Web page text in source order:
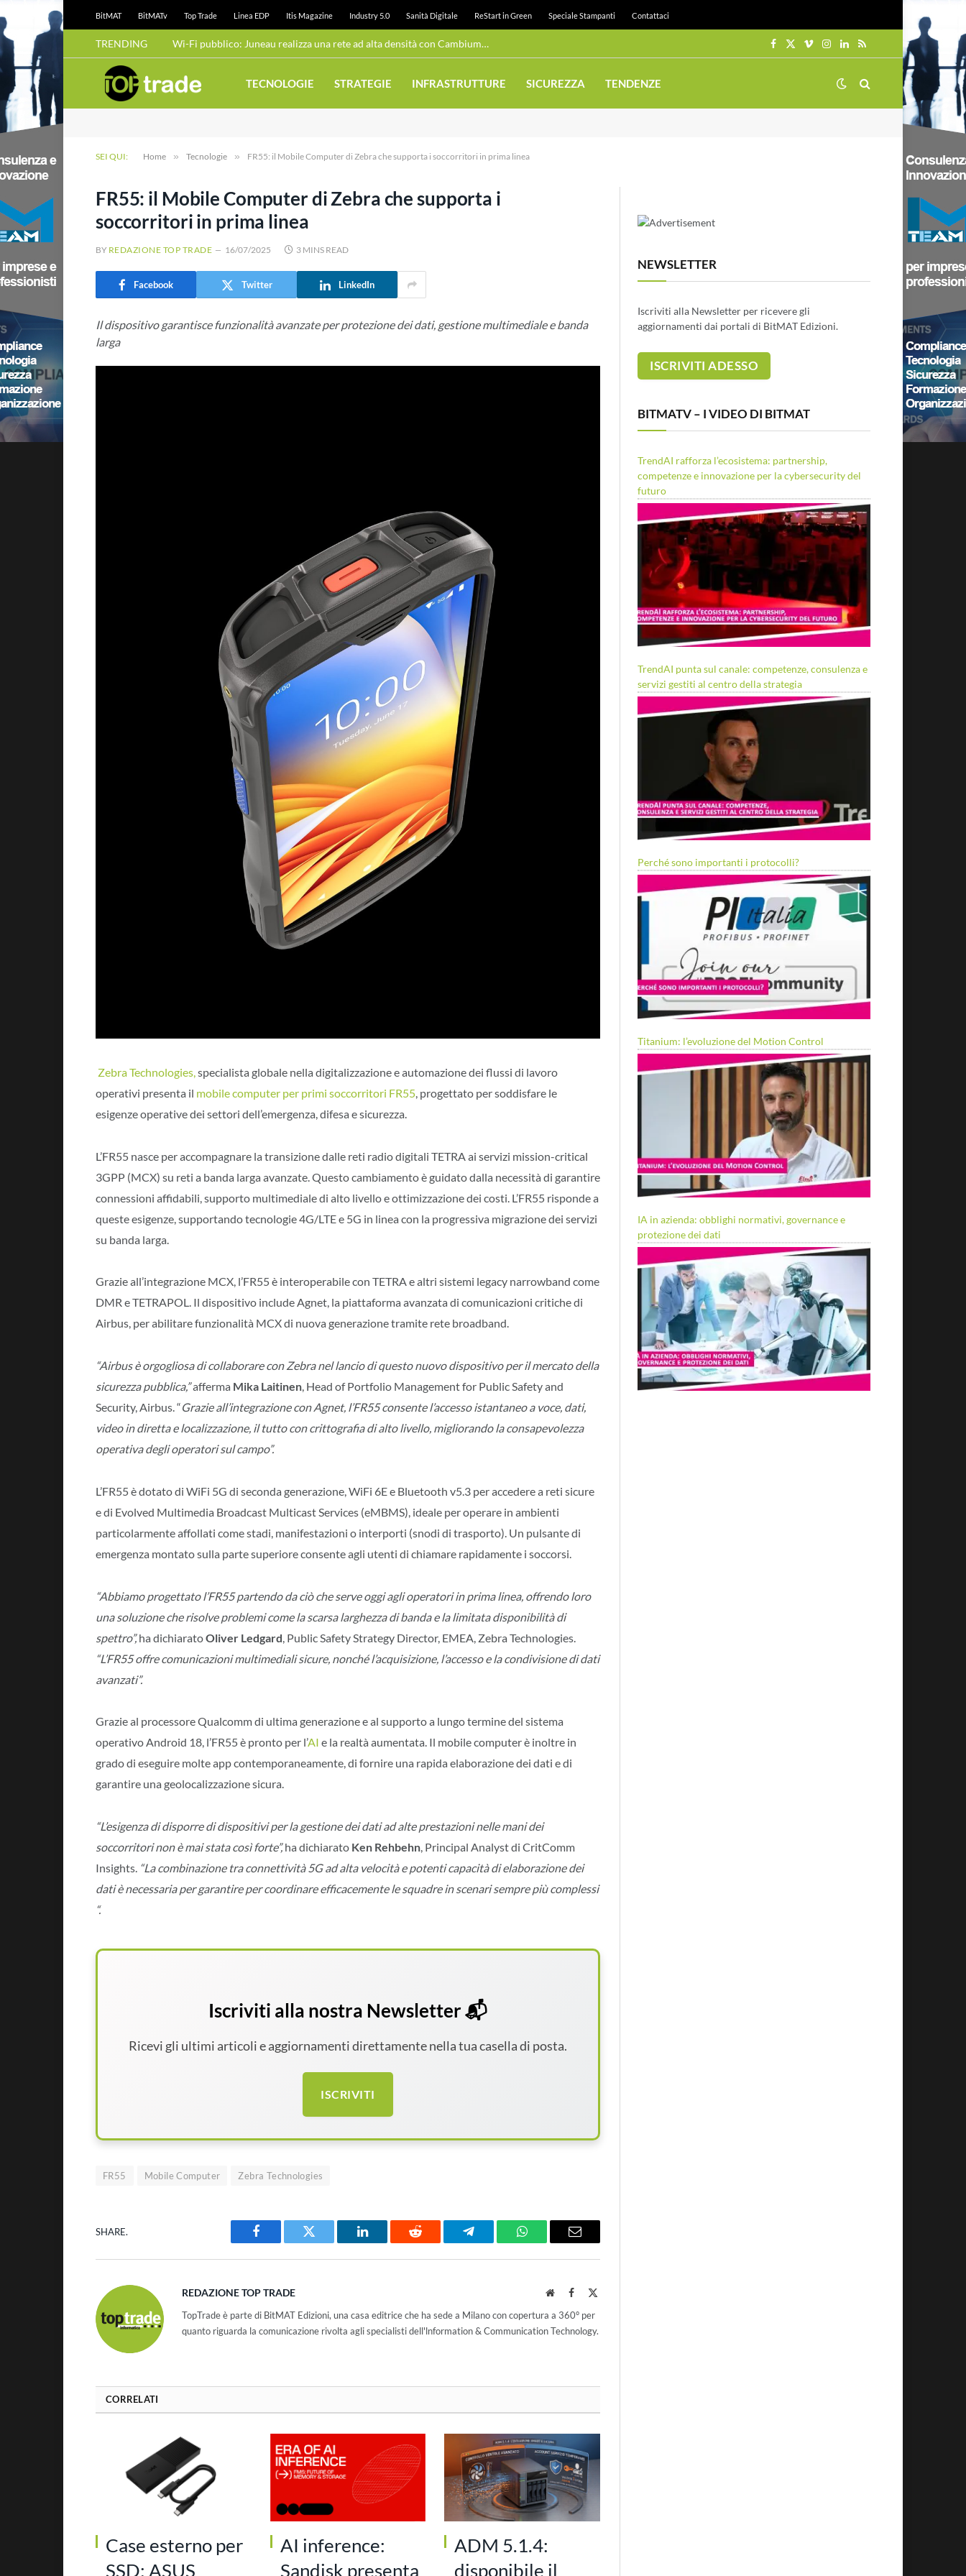
BitMAT BitMATv Top Trade Linea EDP Itis Magazine Industry 5.0 Sanità Digitale ReStart in Green Speciale Stampanti Contattaci
TRENDING Wi-Fi pubblico: Juneau realizza una rete ad alta densità con Cambium Networks
Facebook
X
VimeoInstagram
LinkedIn
RSS
TECNOLOGIE STRATEGIE INFRASTRUTTURE SICUREZZA TENDENZE
SEI QUI: Home » Tecnologie » FR55: il Mobile Computer di Zebra che supporta i soccorritori in prima linea
FR55: il Mobile Computer di Zebra che supporta i
soccorritori in prima linea
BY REDAZIONE TOP TRADE 16/07/2025 3 MINS READ
Facebook Twitter LinkedIn
Il dispositivo garantisce funzionalità avanzate per protezione dei dati, gestione multimediale e banda
larga
Zebra Technologies,specialista globale nella digitalizzazione e automazione dei flussi di lavoro
operativi presenta il mobile computer per primi soccorritori FR55, progettato per soddisfare le
esigenze operative dei settori dell’emergenza, difesa e sicurezza.
L’FR55 nasce per accompagnare la transizione dalle reti radio digitali TETRA ai servizi mission-critical
3GPP (MCX) su reti a banda larga avanzate. Questo cambiamento è guidato dalla necessità di garantire
connessioni affidabili, supporto multimediale di alto livello e ottimizzazione dei costi. L’FR55 risponde a
queste esigenze, supportando tecnologie 4G/LTE e 5G in linea con la progressiva migrazione dei servizi
su banda larga.
Grazie all’integrazione MCX, l’FR55 è interoperabile con TETRA e altri sistemi legacy narrowband come
DMR e TETRAPOL. Il dispositivo include Agnet, la piattaforma avanzata di comunicazioni critiche di
Airbus, per abilitare funzionalità MCX di nuova generazione tramite rete broadband.
“Airbus è orgogliosa di collaborare con Zebra nel lancio di questo nuovo dispositivo per il mercato della
sicurezza pubblica,”afferma Mika Laitinen, Head of Portfolio Management for Public Safety and
Security, Airbus. “Grazie all’integrazione con Agnet, l’FR55 consente l’accesso istantaneo a voce, dati,
video in diretta e localizzazione, il tutto con crittografia di alto livello, migliorando la consapevolezza
operativa degli operatori sul campo”.
L’FR55 è dotato di WiFi 5G di seconda generazione, WiFi 6E e Bluetooth v5.3 per accedere a reti sicure
e di Evolved Multimedia Broadcast Multicast Services (eMBMS), ideale per operare in ambienti
particolarmente affollati come stadi, manifestazioni o interporti (snodi di trasporto). Un pulsante di
emergenza montato sulla parte superiore consente agli utenti di chiamare rapidamente i soccorsi.
“Abbiamo progettato l’FR55 partendo da ciò che serve oggi agli operatori in prima linea, offrendo loro
una soluzione che risolve problemi come la scarsa larghezza di banda e la limitata disponibilità di
spettro”,ha dichiaratoOliver Ledgard , Public Safety Strategy Director, EMEA, Zebra Technologies.
“L’FR55 offre comunicazioni multimediali sicure, nonché l’acquisizione, l’accesso e la condivisione di dati
avanzati”.
Grazie al processore Qualcomm di ultima generazione e al supporto a lungo termine del sistema
operativo Android 18, l’FR55 è pronto per l’AI e la realtà aumentata. Il mobile computer è inoltre in
grado di eseguire molte app contemporaneamente, di fornire una rapida elaborazione dei dati e di
garantire una geolocalizzazione sicura.
“L’esigenza di disporre di dispositivi per la gestione dei dati ad alte prestazioni nelle mani dei
soccorritori non è mai stata così forte”,ha dichiarato Ken Rehbehn, Principal Analyst di CritComm
Insights. “La combinazione tra connettività 5G ad alta velocità e potenti capacità di elaborazione dei
dati è necessaria per garantire per coordinare efficacemente le squadre in scenari sempre più complessi
“.
Iscriviti alla nostra Newsletter 📬
Ricevi gli ultimi articoli e aggiornamenti direttamente nella tua casella di posta.
ISCRIVITI
FR55 Mobile Computer Zebra Technologies
SHARE.
Facebook Twitter LinkedIn Reddit Telegram WhatsAppEmail
REDAZIONE TOP TRADE WebsiteFacebook
TopTrade è parte di BitMAT Edizioni, una casa editrice che ha sede a Milano con copertura a 360° per
quanto riguarda la comunicazione rivolta agli specialisti dell'lnformation & Communication Technology.
CORRELATI
Case esterno per
SSD: ASUS
AI inference:
Sandisk presenta
ADM 5.1.4:
disponibile il
NEWSLETTER
Iscriviti alla Newsletter per ricevere gli
aggiornamenti dai portali di BitMAT Edizioni.
BITMATV – I VIDEO DI BITMAT
TrendAI rafforza l’ecosistema: partnership,
competenze e innovazione per la cybersecurity del
futuro
TrendAI punta sul canale: competenze, consulenza e
servizi gestiti al centro della strategia
Perché sono importanti i protocolli?
Titanium: l’evoluzione del Motion Control
IA in azienda: obblighi normativi, governance e
protezione dei dati